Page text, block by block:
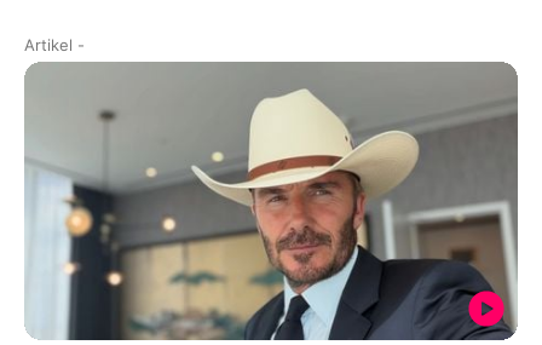
Artikel -